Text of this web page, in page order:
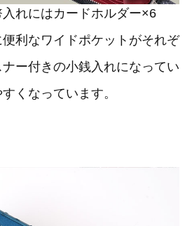
れにはカードホルダー×6
利なワイドポケットがそれぞ
ー付きの小銭入れになってい
くなっています。